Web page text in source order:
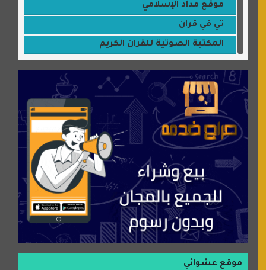
موقع مداد الإسلامي
تي في قران
المكتبة الصوتية للقران الكريم
موقع سيارات عربية
عالم كوكي
سورة قران
شركة إعمار الرياض للخدمات المنزلية
شبكة رأيي
موسوعة نور الرحمن
منتدى جيوش الهكرز
بلو باص
موقع حراج خدمة
الطبي
موقع عشوائي